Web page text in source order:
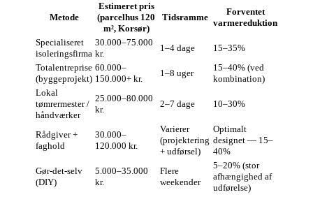
Metode
Estimeret pris
(parcelhus 120
m², Korsør)
Tidsramme
Forventet
varmereduktion
Specialiseret
isoleringsfirma
30.000–75.000
kr.
1–4 dage
15–35%
Totalentreprise
(byggeprojekt)
60.000–
150.000+ kr.
1–8 uger
15–40% (ved
kombination)
Lokal
tømrermester /
håndværker
25.000–80.000
kr.
2–7 dage 10–30%
Rådgiver +
faghold
30.000–
120.000 kr.
Varierer
(projektering
+ udførsel)
Optimalt
designet — 15–
40%
Gør‑det‑selv
(DIY)
5.000–35.000
kr.
Flere
weekender
5–20% (stor
afhængighed af
udførelse)